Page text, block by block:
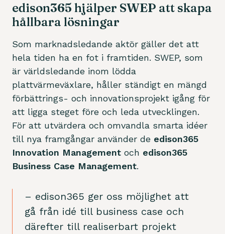
edison365 hjälper SWEP att skapa
hållbara lösningar
Som marknadsledande aktör gäller det att
hela tiden ha en fot i framtiden. SWEP, som
är världsledande inom lödda
plattvärmeväxlare, håller ständigt en mängd
förbättrings- och innovationsprojekt igång för
att ligga steget före och leda utvecklingen.
För att utvärdera och omvandla smarta idéer
till nya framgångar använder de edison365
Innovation Management och edison365
Business Case Management.
– edison365 ger oss möjlighet att
gå från idé till business case och
därefter till realiserbart projekt